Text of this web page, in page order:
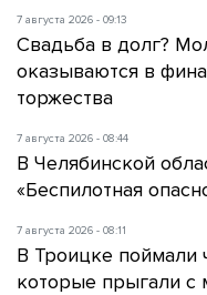
7 августа 2026 - 09:13
Свадьба в долг?
оказываются в
торжества
7 августа 2026 - 08:44
В Челябинской
«Беспилотная
7 августа 2026 - 08:11
В Троицке поймали
которые прыгали с